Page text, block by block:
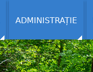
ADMINISTRAȚIE